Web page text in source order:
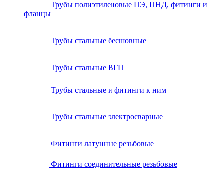
Трубы полиэтиленовые ПЭ, ПНД, фитинги и
фланцы
Трубы стальные бесшовные
Трубы стальные ВГП
Трубы стальные и фитинги к ним
Трубы стальные электросварные
Фитинги латунные резьбовые
Фитинги соединительные резьбовые